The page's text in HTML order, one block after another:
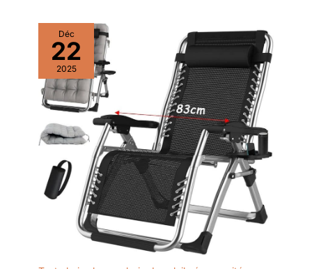
Déc
22
2025